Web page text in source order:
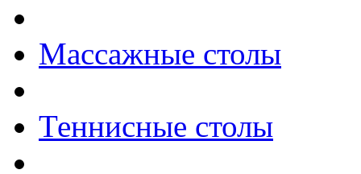
Массажные столы
Теннисные столы